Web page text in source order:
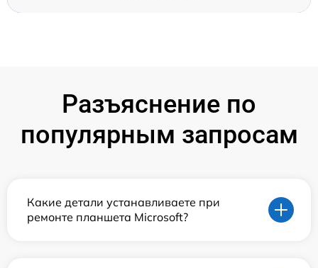
Разъяснение по
популярным запросам
Какие детали устанавливаете при
ремонте планшета Microsoft?